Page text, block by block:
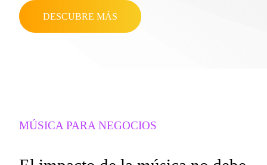
DESCUBRE MÁS
MÚSICA PARA NEGOCIOS